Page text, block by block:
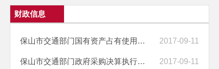
财政信息
保山市交通部门国有资产占有使用情况说明 2017-09-11
保山市交通部门政府采购决算执行情况说明 2017-09-11